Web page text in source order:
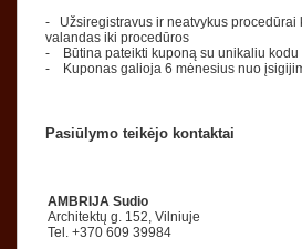
- Užsiregistravus ir neatvykus procedūrai
valandas iki procedūros
- Būtina pateikti kuponą su unikaliu kodu
- Kuponas galioja 6 mėnesius nuo
Pasiūlymo teikėjo kontaktai
AMBRIJA Sudio
Architektų g. 152, Vilniuje
Tel. +370 609 39984